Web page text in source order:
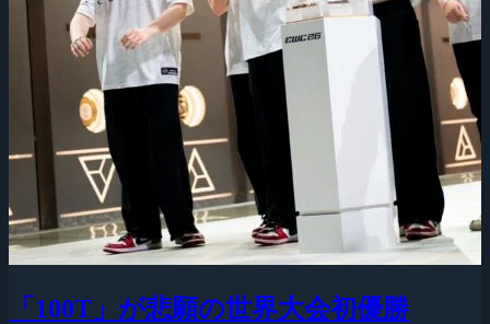
「100T」が悲願の世界大会初優勝